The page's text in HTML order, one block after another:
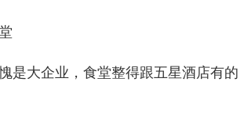
大企业，食堂整得跟五星酒店有的